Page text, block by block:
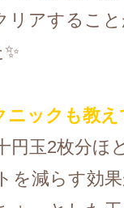
リアするこ
ニックも教
玉2枚分ほ
を減らす効